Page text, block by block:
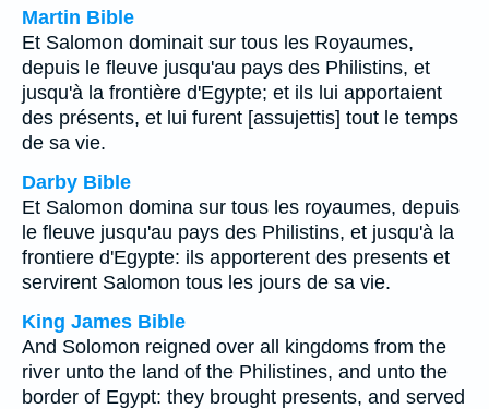
Martin Bible
Et Salomon dominait sur tous les Royaumes,
depuis le fleuve jusqu'au pays des Philistins, et
jusqu'à la frontière d'Egypte; et ils lui apportaient
des présents, et lui furent [assujettis] tout le temps
de sa vie.
Darby Bible
Et Salomon domina sur tous les royaumes, depuis
le fleuve jusqu'au pays des Philistins, et jusqu'à la
frontiere d'Egypte: ils apporterent des presents et
servirent Salomon tous les jours de sa vie.
King James Bible
And Solomon reigned over all kingdoms from the
river unto the land of the Philistines, and unto the
border of Egypt: they brought presents, and served